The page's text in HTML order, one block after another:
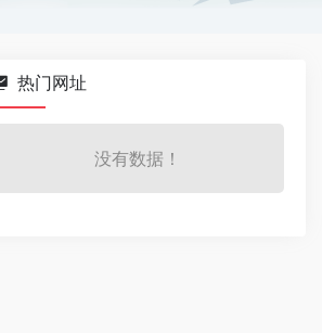
热门网址
没有数据！